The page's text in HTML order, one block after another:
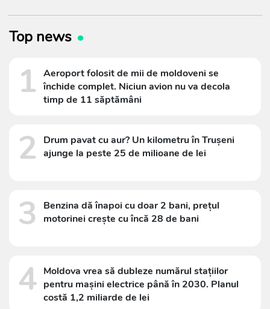
Top news
1 Aeroport folosit de mii de moldoveni se
închide complet. Niciun avion nu va decola
timp de 11 săptămâni
2
Drum pavat cu aur? Un kilometru în Trușeni
ajunge la peste 25 de milioane de lei
3
Benzina dă înapoi cu doar 2 bani, prețul
motorinei crește cu încă 28 de bani
4 Moldova vrea să dubleze numărul stațiilor
pentru mașini electrice până în 2030. Planul
costă 1,2 miliarde de lei